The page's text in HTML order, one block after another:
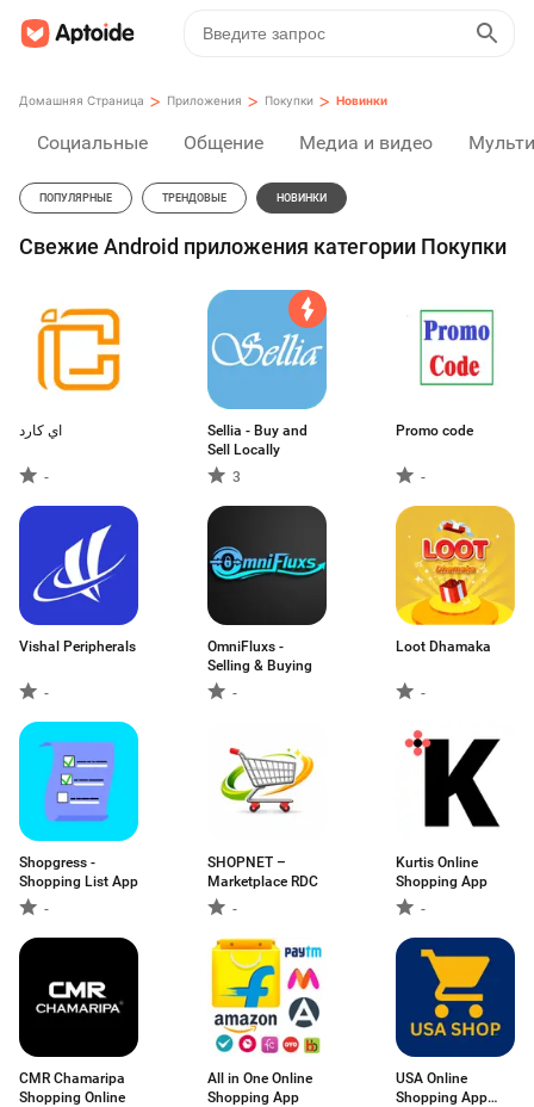
Домашняя Страница > Приложения > Покупки > Новинки
Социальные Общение Медиа и видео
ПОПУЛЯРНЫЕ ТРЕНДОВЫЕ НОВИНКИ
Свежие Android приложения категории Покупки
اي كارد
-
Sellia - Buy and
Sell Locally
3
Promo code
-
Vishal Peripherals
-
OmniFluxs -
Selling & Buying
-
Loot Dhamaka
-
Shopgress -
Shopping List App
-
SHOPNET –
Marketplace RDC
-
Kurtis Online
Shopping App
-
CMR Chamaripa
Shopping Online
All in One Online
Shopping App
USA Online
Shopping App